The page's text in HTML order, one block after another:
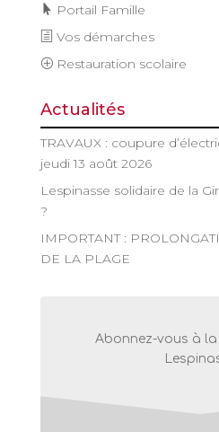
Portail Famille
Vos démarches
Restauration scolaire
Actualités
TRAVAUX : coupure
jeudi 13 août 2026
Lespinasse solidaire de la
?
IMPORTANT :
DE LA PLAGE
Abonnez-vous à